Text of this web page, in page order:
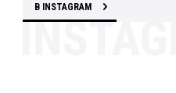
В INSTAGRAM